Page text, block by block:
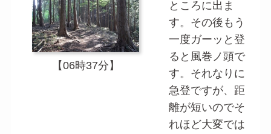
【06時37分】
ところに出ま
す。その後もう
一度ガーッと登
ると風巻ノ頭で
す。それなりに
急登ですが、距
離が短いのでそ
れほど大変では